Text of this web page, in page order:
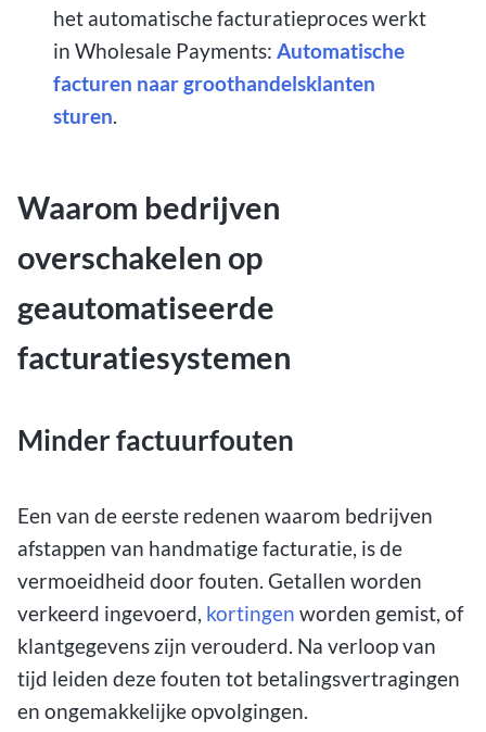
het automatische facturatieproces werkt
in Wholesale Payments:Automatische
facturen naar groothandelsklanten
sturen.
Waarom bedrijven
overschakelen op
geautomatiseerde
facturatiesystemen
Minder factuurfouten
Een van de eerste redenen waarom bedrijven
afstappen van handmatige facturatie, is de
vermoeidheid door fouten. Getallen worden
verkeerd ingevoerd, kortingen worden gemist, of
klantgegevens zijn verouderd. Na verloop van
tijd leiden deze fouten tot betalingsvertragingen
en ongemakkelijke opvolgingen.